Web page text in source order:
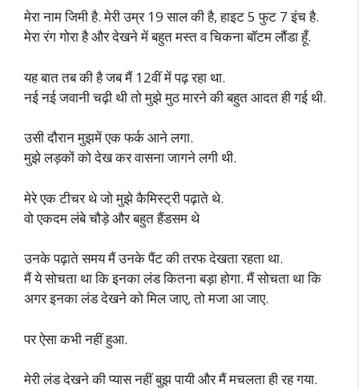
मेरा नाम जिमी है. मेरी उम्र 19 साल की है, हाइट 5 फुट 7 इंच है.
मेरा रंग गोरा है और देखने में बहुत मस्त व चिकना बॉटम लौंडा हूँ.
यह बात तब की है जब मैं 12वीं में पढ़ रहा था.
नई नई जवानी चढ़ी थी तो मुझे मुठ मारने की बहुत आदत ही गई थी.
उसी दौरान मुझमें एक फर्क आने लगा.
मुझे लड़कों को देख कर वासना जागने लगी थी.
मेरे एक टीचर थे जो मुझे कैमिस्ट्री पढ़ाते थे.
वो एकदम लंबे चौड़े और बहुत हैंडसम थे
उनके पढ़ाते समय मैं उनके पैंट की तरफ देखता रहता था.
मैं ये सोचता था कि इनका लंड कितना बड़ा होगा. मैं सोचता था कि
अगर इनका लंड देखने को मिल जाए, तो मजा आ जाए.
पर ऐसा कभी नहीं हुआ.
मेरी लंड देखने की प्यास नहीं बुझ पायी और मैं मचलता ही रह गया.